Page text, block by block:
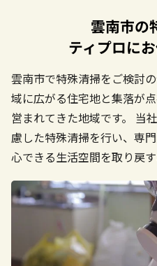
雲南市の
ティプロに
雲南市で特殊清掃をご検討
域に広がる住宅地と集落が
営まれてきた地域です。
当
慮した特殊清掃を行い、専
心できる生活空間を取り戻